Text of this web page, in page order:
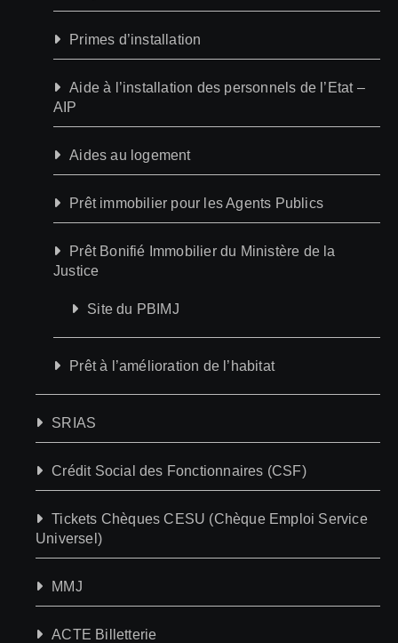
Primes d’installation
Aide à l’installation des personnels de l’Etat –
AIP
Aides au logement
Prêt immobilier pour les Agents Publics
Prêt Bonifié Immobilier du Ministère de la
Justice
Site du PBIMJ
Prêt à l’amélioration de l’habitat
SRIAS
Crédit Social des Fonctionnaires (CSF)
Tickets Chèques CESU (Chèque Emploi Service
Universel)
MMJ
ACTE Billetterie